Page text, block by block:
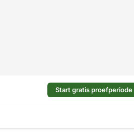
Start gratis proefperiode